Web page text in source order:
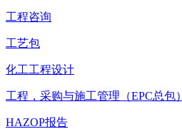
工程咨询
工艺包
化工工程设计
工程，采购与施工管理（EPC总包）
HAZOP报告